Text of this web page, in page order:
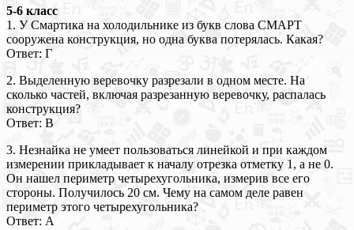
5-6 класс
1. У Смартика на холодильнике из букв слова СМАРТ
сооружена конструкция, но одна буква потерялась. Какая?
Ответ: Г
2. Выделенную веревочку разрезали в одном месте. На
сколько частей, включая разрезанную веревочку, распалась
конструкция?
Ответ: В
3. Незнайка не умеет пользоваться линейкой и при каждом
измерении прикладывает к началу отрезка отметку 1, а не 0.
Он нашел периметр четырехугольника, измерив все его
стороны. Получилось 20 см. Чему на самом деле равен
периметр этого четырехугольника?
Ответ: А